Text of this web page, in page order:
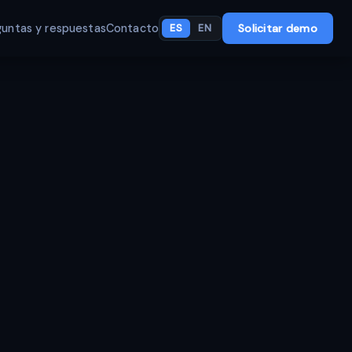
y respuestasContacto ES EN Solicitar demo